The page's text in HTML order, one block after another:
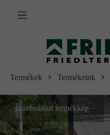
tartalomra
Termékek Termékeink
szimbolikus termékkép